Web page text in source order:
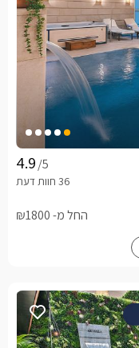
/5
החל מ- ₪1800